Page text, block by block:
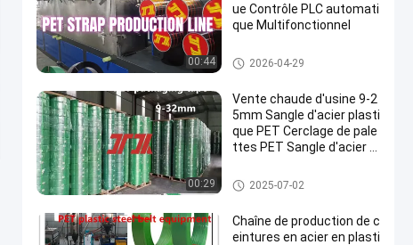
00:44
ue Contrôle PLC automati
que Multifonctionnel
Ligne d'extrusion de sangle
d'animaux
2026-04-29
00:29
Vente chaude d'usine 9-2
5mm Sangle d'acier plasti
que PET Cerclage de pale
ttes PET Sangle d'acier P
age pneumatique Collage
automatique
Courroie d'emballage d'ANIMA
L FAMILIER
2025-07-02
Chaîne de production de c
eintures en acier en plasti